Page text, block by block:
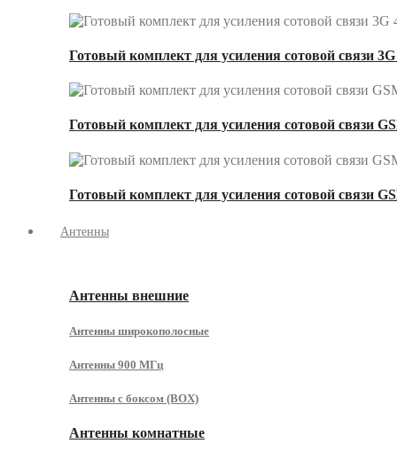
Готовый комплект для усиления сотовой связи
Готовый комплект для усиления сотовой связи
Готовый комплект для усиления сотовой связи
Антенны
Антенны внешние
Антенны широкополосные
Антенны 900 МГц
Антенны с боксом (BOX)
Антенны комнатные